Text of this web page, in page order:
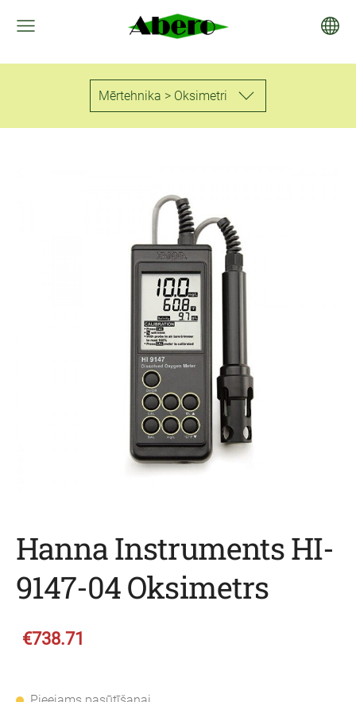
Mērtehnika > Oksimetri
Hanna Instruments HI-
9147-04 Oksimetrs
€738.71